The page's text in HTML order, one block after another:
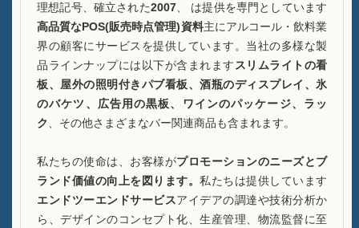
FAQ
ニュース
お問い合わせ
理想記号、確立された2007、 は提供を専門としています
高品質なPOS(販売時点管理)資料主にアルコール・飲料業
界の顧客にサービスを提供しています。当社の多様な製
品ラインナップには以下が含まれます スリムライトの看
板、屋外の照明付きパブ看板、酒瓶のディスプレイ、氷
のバケツ、広告用の黒板、ワインのパッケージ、ラッ
ク
、その他さまざまなバー関連商品も含まれます。
私たちの使命は、お客様がプロモーションのニーズとブ
ランド価値の向上を図ります。 私たちは提供しています
エンドツーエンドサービスアイデアの調達や技術分析か
ら、デザインのコンセプト化、生産管理、物流監督に至